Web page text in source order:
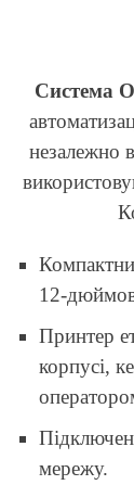
Система
незалежно
12-
Принтер
корпусі,
мережу.